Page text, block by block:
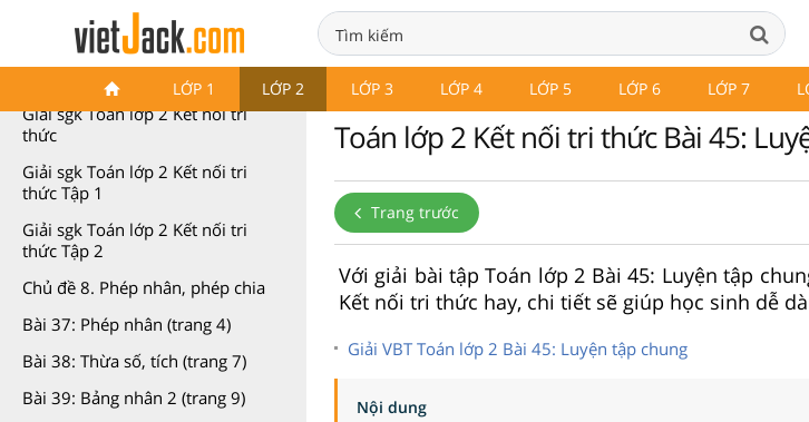
LỚP 1 LỚP 2 LỚP 3 LỚP 4 LỚP 5 LỚP 6 LỚP 7
Toán lớp 2 Kết nối tri thức
Giải sgk Toán lớp 2 Kết nối tri
thức
Giải sgk Toán lớp 2 Kết nối tri
thức Tập 1
Giải sgk Toán lớp 2 Kết nối tri
thức Tập 2
Chủ đề 8. Phép nhân, phép chia
Bài 37: Phép nhân (trang 4)
Bài 38: Thừa số, tích (trang 7)
Bài 39: Bảng nhân 2 (trang 9)
Toán lớp 2 Kết nối tri thức Bài 45:
Trang trước
Với giải bài tập Toán lớp 2 Bài 45: Luyện tập
Kết nối tri thức hay, chi tiết sẽ giúp học sinh dễ
Giải VBT Toán lớp 2 Bài 45: Luyện tập chung
Nội dung